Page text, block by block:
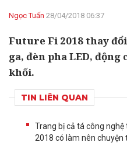
Ngọc Tuấn 28/04/2018 06:37
Future Fi 2018 thay
ga, đèn pha LED, động
khối.
TIN LIÊN QUAN
Trang bị cả tá công
2018 có làm nên chuyện